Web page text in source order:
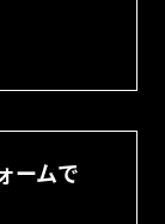
ームで